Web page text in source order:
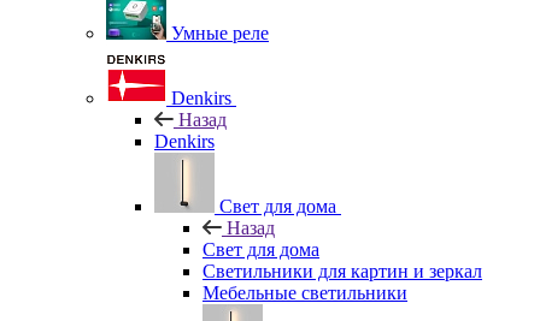
Умные реле
Denkirs
Назад
Denkirs
Свет для дома
Назад
Свет для дома
Светильники для картин и зеркал
Мебельные светильники